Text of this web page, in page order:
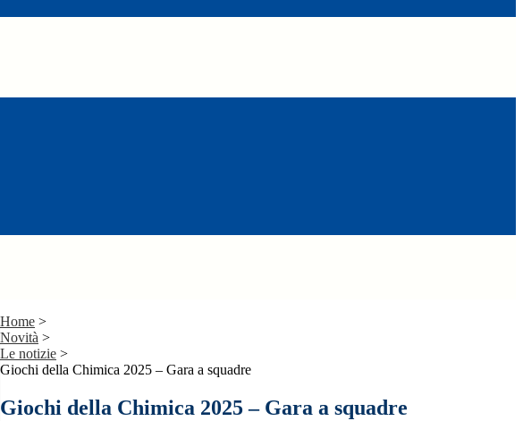
Home >
Novità >
Le notizie >
Giochi della Chimica 2025 – Gara a squadre
Giochi della Chimica 2025 – Gara a squadre